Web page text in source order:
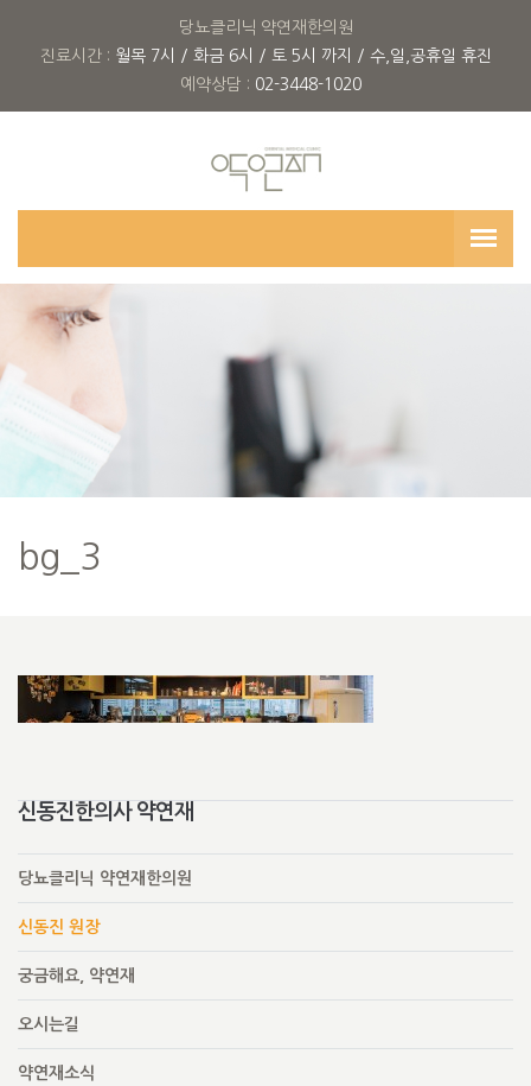
당뇨클리닉 약연재한의원
진료시간 : 월목 7시 / 화금 6시 / 토 5시 까지 / 수,일,공휴일 휴진
예약상담 : 02-3448-1020
bg_3
신동진한의사 약연재
당뇨클리닉 약연재한의원
신동진 원장
궁금해요, 약연재
오시는길
약연재소식